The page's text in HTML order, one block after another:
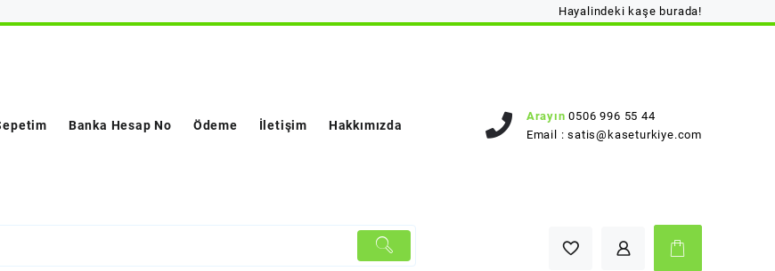
Hayalindeki kaşe burada!
Banka Hesap No Ödeme İletişim Hakkımızda
Arayın 0506 996 55 44
Email :satis@kaseturkiye.com